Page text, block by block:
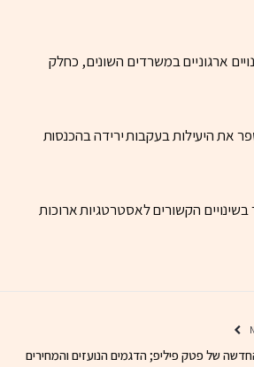
ארגוניים במשרדים השונים, כחלק
שלה לשפר את היעילות בעקבות ירידה בהכנסות
הקשורים לאסטרטגיות ארוכות
של פטק פיליפ; הדגמים הנועזים והמחירים